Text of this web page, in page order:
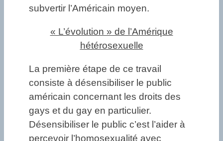
subvertir l’Américain moyen.
« L’évolution » de l’Amérique
hétérosexuelle
La première étape de ce travail
consiste à désensibiliser le public
américain concernant les droits des
gays et du gay en particulier.
Désensibiliser le public c’est l’aider à
percevoir l’homosexualité avec